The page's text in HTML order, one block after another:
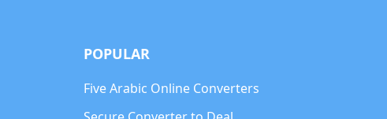
POPULAR
Five Arabic Online Converters